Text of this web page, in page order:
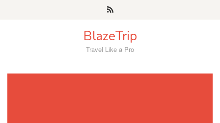
BlazeTrip
Travel Like a Pro